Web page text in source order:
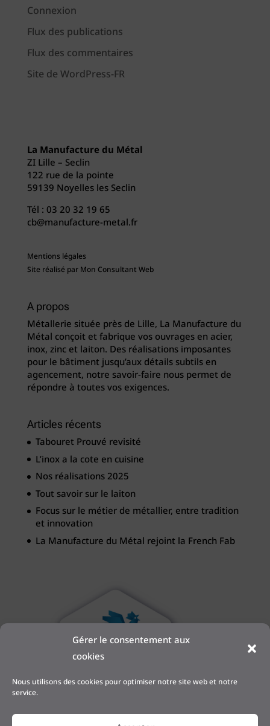
Gérer le consentement aux
cookies
Nous utilisons des cookies pour optimiser notre site web et notre
service.
Connexion
Flux des publications
Flux des commentaires
Site de WordPress-FR
La Manufacture du Métal
ZI Lille – Seclin
122 rue de la pointe
59139 Noyelles les Seclin
Tél :03 20 32 19 65
cb@manufacture-metal.fr
Mentions légales
Site réalisé parMon Consultant Web
A propos
Métallerie située près de Lille, La Manufacture du
Métal conçoit et fabrique vos ouvrages en acier,
inox, zinc et laiton. Des réalisations imposantes
pour le bâtiment jusqu’aux détails subtils en
agencement, notre savoir-faire nous permet de
répondre à toutes vos exigences.
Articles récents
Tabouret Prouvé revisité
L’inox a la cote en cuisine
Nos réalisations 2025
Tout savoir sur le laiton
Focus sur le métier de métallier, entre tradition
et innovation
La Manufacture du Métal rejoint la French Fab